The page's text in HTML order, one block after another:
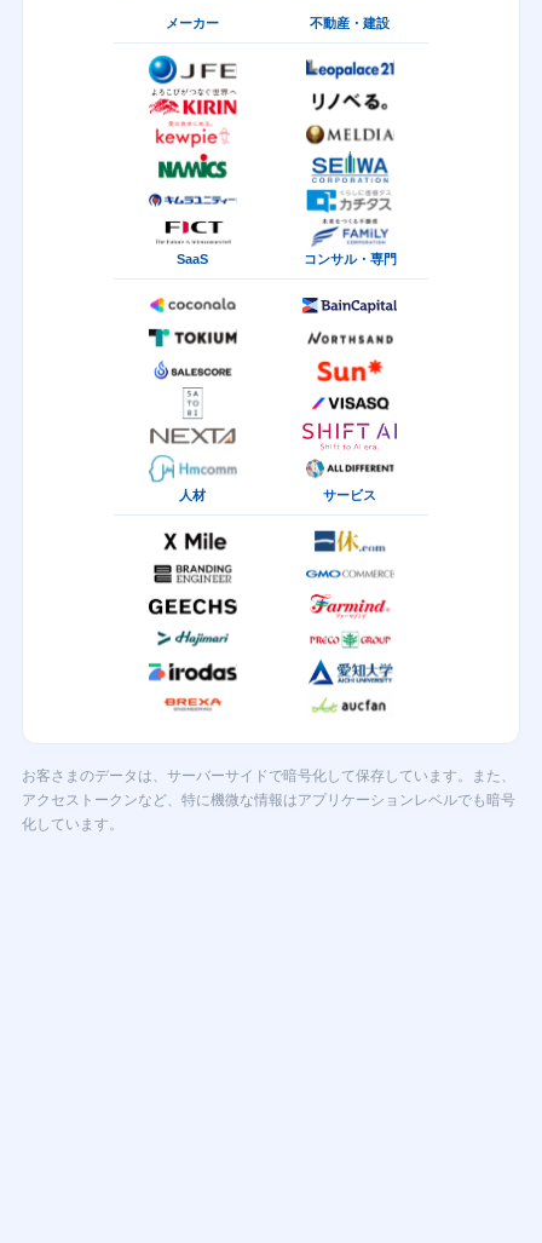
メーカー 不動産・建設
SaaS コンサル・専門
人材 サービス
お客さまのデータは、サーバーサイドで暗号化して保存しています。また、
アクセストークンなど、特に機微な情報はアプリケーションレベルでも暗号
化しています。